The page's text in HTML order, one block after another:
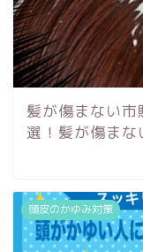
髪が傷まない
選！髪が傷ま
頭皮のかゆみ対策